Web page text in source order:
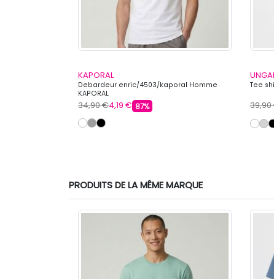
KAPORAL
Debardeur enric/4503/kaporal Homme
KAPORAL
34,90 €4,19 € 87%
Tee
PRODUITS DE LA MÊME MARQUE